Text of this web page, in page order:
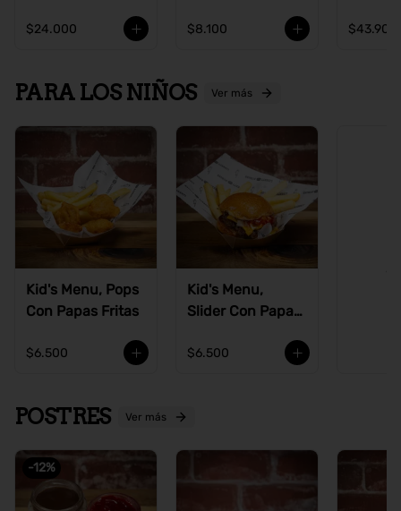
$24.000 $8.100 $43.900
PARA LOS NIÑOS Ver más
Kid's Menu, Pops
Con Papas Fritas
$6.500
Kid's Menu,
Slider Con Papas
$6.500
POSTRES Ver más
-12%